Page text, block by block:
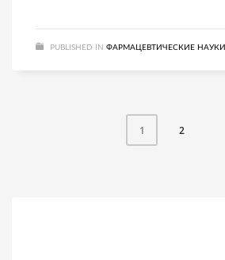
PUBLISHED IN ФАРМАЦЕВТИЧЕСКИЕ НАУКИ
1 2